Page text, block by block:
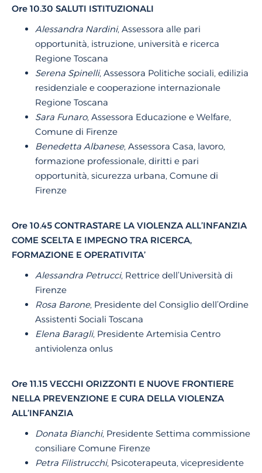
Ore 10.30 SALUTI ISTITUZIONALI
Alessandra Nardini, Assessora alle pari
opportunità, istruzione, università e ricerca
Regione Toscana
Serena Spinelli, Assessora Politiche sociali, edilizia
residenziale e cooperazione internazionale
Regione Toscana
Sara Funaro, Assessora Educazione e Welfare,
Comune di Firenze
Benedetta Albanese, Assessora Casa, lavoro,
formazione professionale, diritti e pari
opportunità, sicurezza urbana, Comune di
Firenze
Ore 10.45 CONTRASTARE LA VIOLENZA ALL’INFANZIA
COME SCELTA E IMPEGNO TRA RICERCA,
FORMAZIONE E OPERATIVITA’
Alessandra Petrucci, Rettrice dell’Università di
Firenze
Rosa Barone, Presidente del Consiglio dell’Ordine
Assistenti Sociali Toscana
Elena Baragli, Presidente Artemisia Centro
antiviolenza onlus
Ore 11.15 VECCHI ORIZZONTI E NUOVE FRONTIERE
NELLA PREVENZIONE E CURA DELLA VIOLENZA
ALL’INFANZIA
Donata Bianchi, Presidente Settima commissione
consiliare Comune Firenze
Petra Filistrucchi, Psicoterapeuta, vicepresidente